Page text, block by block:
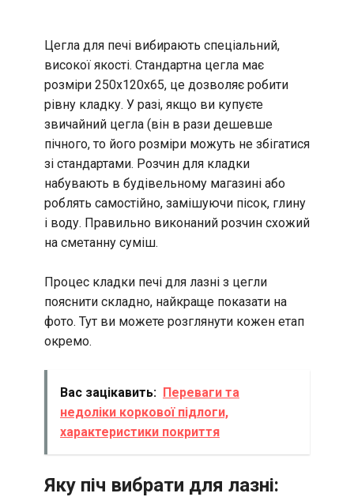
Цегла для печі вибирають спеціальний,
високої якості. Стандартна цегла має
розміри 250х120х65, це дозволяє робити
рівну кладку. У разі, якщо ви купуєте
звичайний цегла (він в рази дешевше
пічного, то його розміри можуть не збігатися
зі стандартами. Розчин для кладки
набувають в будівельному магазині або
роблять самостійно, замішуючи пісок, глину
і воду. Правильно виконаний розчин схожий
на сметанну суміш.
Процес кладки печі для лазні з цегли
пояснити складно, найкраще показати на
фото. Тут ви можете розглянути кожен етап
окремо.
Вас зацікавить: Переваги та
недоліки коркової підлоги,
характеристики покриття
Яку піч вибрати для лазні: